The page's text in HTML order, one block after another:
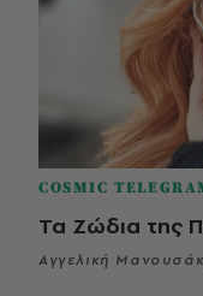
COSMIC
Τα Ζώδια της
Αγγελική